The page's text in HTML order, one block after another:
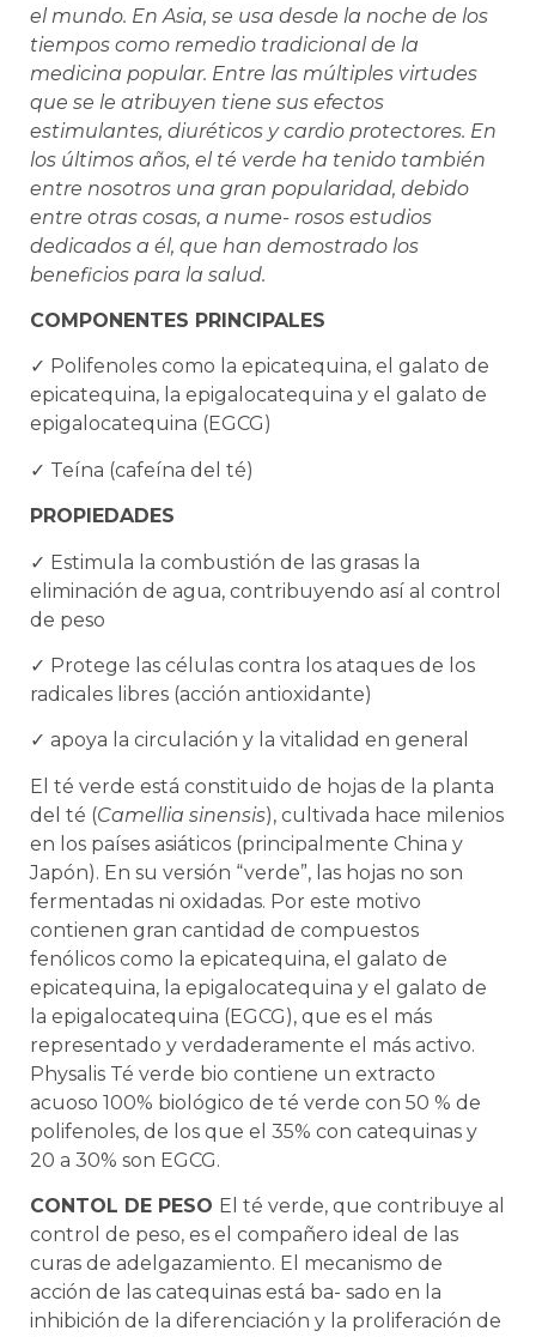
el mundo. En Asia, se usa desde la noche de los
tiempos como remedio tradicional de la
medicina popular. Entre las múltiples virtudes
que se le atribuyen tiene sus efectos
estimulantes, diuréticos y cardio protectores. En
los últimos años, el té verde ha tenido también
entre nosotros una gran popularidad, debido
entre otras cosas, a nume- rosos estudios
dedicados a él, que han demostrado los
beneficios para la salud.
COMPONENTES PRINCIPALES
✓ Polifenoles como la epicatequina, el galato de
epicatequina, la epigalocatequina y el galato de
epigalocatequina (EGCG)
✓ Teína (cafeína del té)
PROPIEDADES
✓ Estimula la combustión de las grasas la
eliminación de agua, contribuyendo así al control
de peso
✓ Protege las células contra los ataques de los
radicales libres (acción antioxidante)
✓ apoya la circulación y la vitalidad en general
El té verde está constituido de hojas de la planta
del té (Camellia sinensis), cultivada hace milenios
en los países asiáticos (principalmente China y
Japón). En su versión “verde”, las hojas no son
fermentadas ni oxidadas. Por este motivo
contienen gran cantidad de compuestos
fenólicos como la epicatequina, el galato de
epicatequina, la epigalocatequina y el galato de
la epigalocatequina (EGCG), que es el más
representado y verdaderamente el más activo.
Physalis Té verde bio contiene un extracto
acuoso 100% biológico de té verde con 50 % de
polifenoles, de los que el 35% con catequinas y
20 a 30% son EGCG.
CONTOL DE PESO El té verde, que contribuye al
control de peso, es el compañero ideal de las
curas de adelgazamiento. El mecanismo de
acción de las catequinas está ba- sado en la
inhibición de la diferenciación y la proliferación de